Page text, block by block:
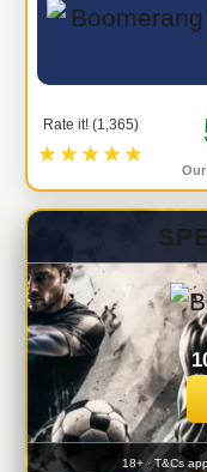
Rate it! (1,365)
★★★★★
18+ · T&Cs